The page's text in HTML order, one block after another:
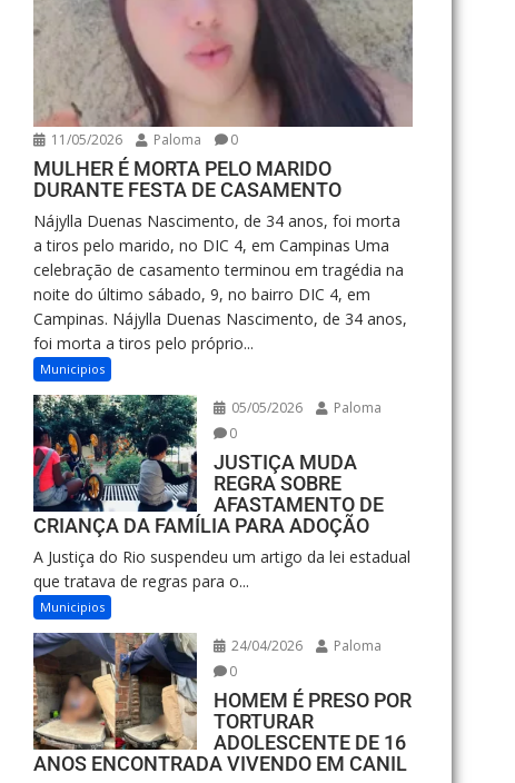
11/05/2026 Paloma 0
MULHER É MORTA PELO MARIDO
DURANTE FESTA DE CASAMENTO
Nájylla Duenas Nascimento, de 34 anos, foi morta
a tiros pelo marido, no DIC 4, em Campinas Uma
celebração de casamento terminou em tragédia na
noite do último sábado, 9, no bairro DIC 4, em
Campinas. Nájylla Duenas Nascimento, de 34 anos,
foi morta a tiros pelo próprio...
Municipios
05/05/2026
Paloma
0
JUSTIÇA MUDA
REGRA SOBRE
AFASTAMENTO DE
CRIANÇA DA FAMÍLIA PARA ADOÇÃO
A Justiça do Rio suspendeu um artigo da lei estadual
que tratava de regras para o...
Municipios
24/04/2026
Paloma
0
HOMEM É PRESO POR
TORTURAR
ADOLESCENTE DE 16
ANOS ENCONTRADA VIVENDO EM CANIL